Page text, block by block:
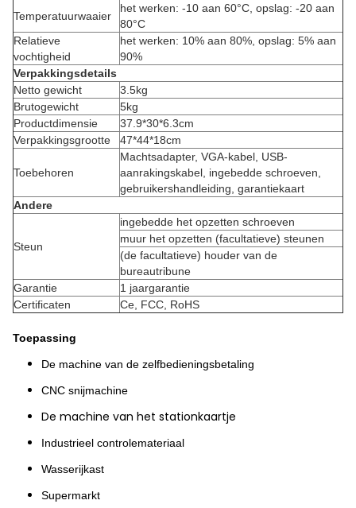
Temperatuurwaaier
het werken: -10 aan 60°C, opslag: -20 aan
80°C
Relatieve
vochtigheid
het werken: 10% aan 80%, opslag: 5% aan
90%
Verpakkingsdetails
Netto gewicht
3.5kg
Brutogewicht
5kg
Productdimensie
37.9*30*6.3cm
Verpakkingsgrootte
47*44*18cm
Toebehoren
Machtsadapter, VGA-kabel, USB-
aanrakingskabel, ingebedde schroeven,
gebruikershandleiding, garantiekaart
Andere
Steun
ingebedde het opzetten schroeven
muur het opzetten (facultatieve) steunen
(de facultatieve) houder van de
bureautribune
Garantie
1 jaargarantie
Certificaten
Ce, FCC, RoHS
Toepassing
De machine van de zelfbedieningsbetaling
CNC snijmachine
De machine van het stationkaartje
Industrieel controlemateriaal
Wasserijkast
Supermarkt